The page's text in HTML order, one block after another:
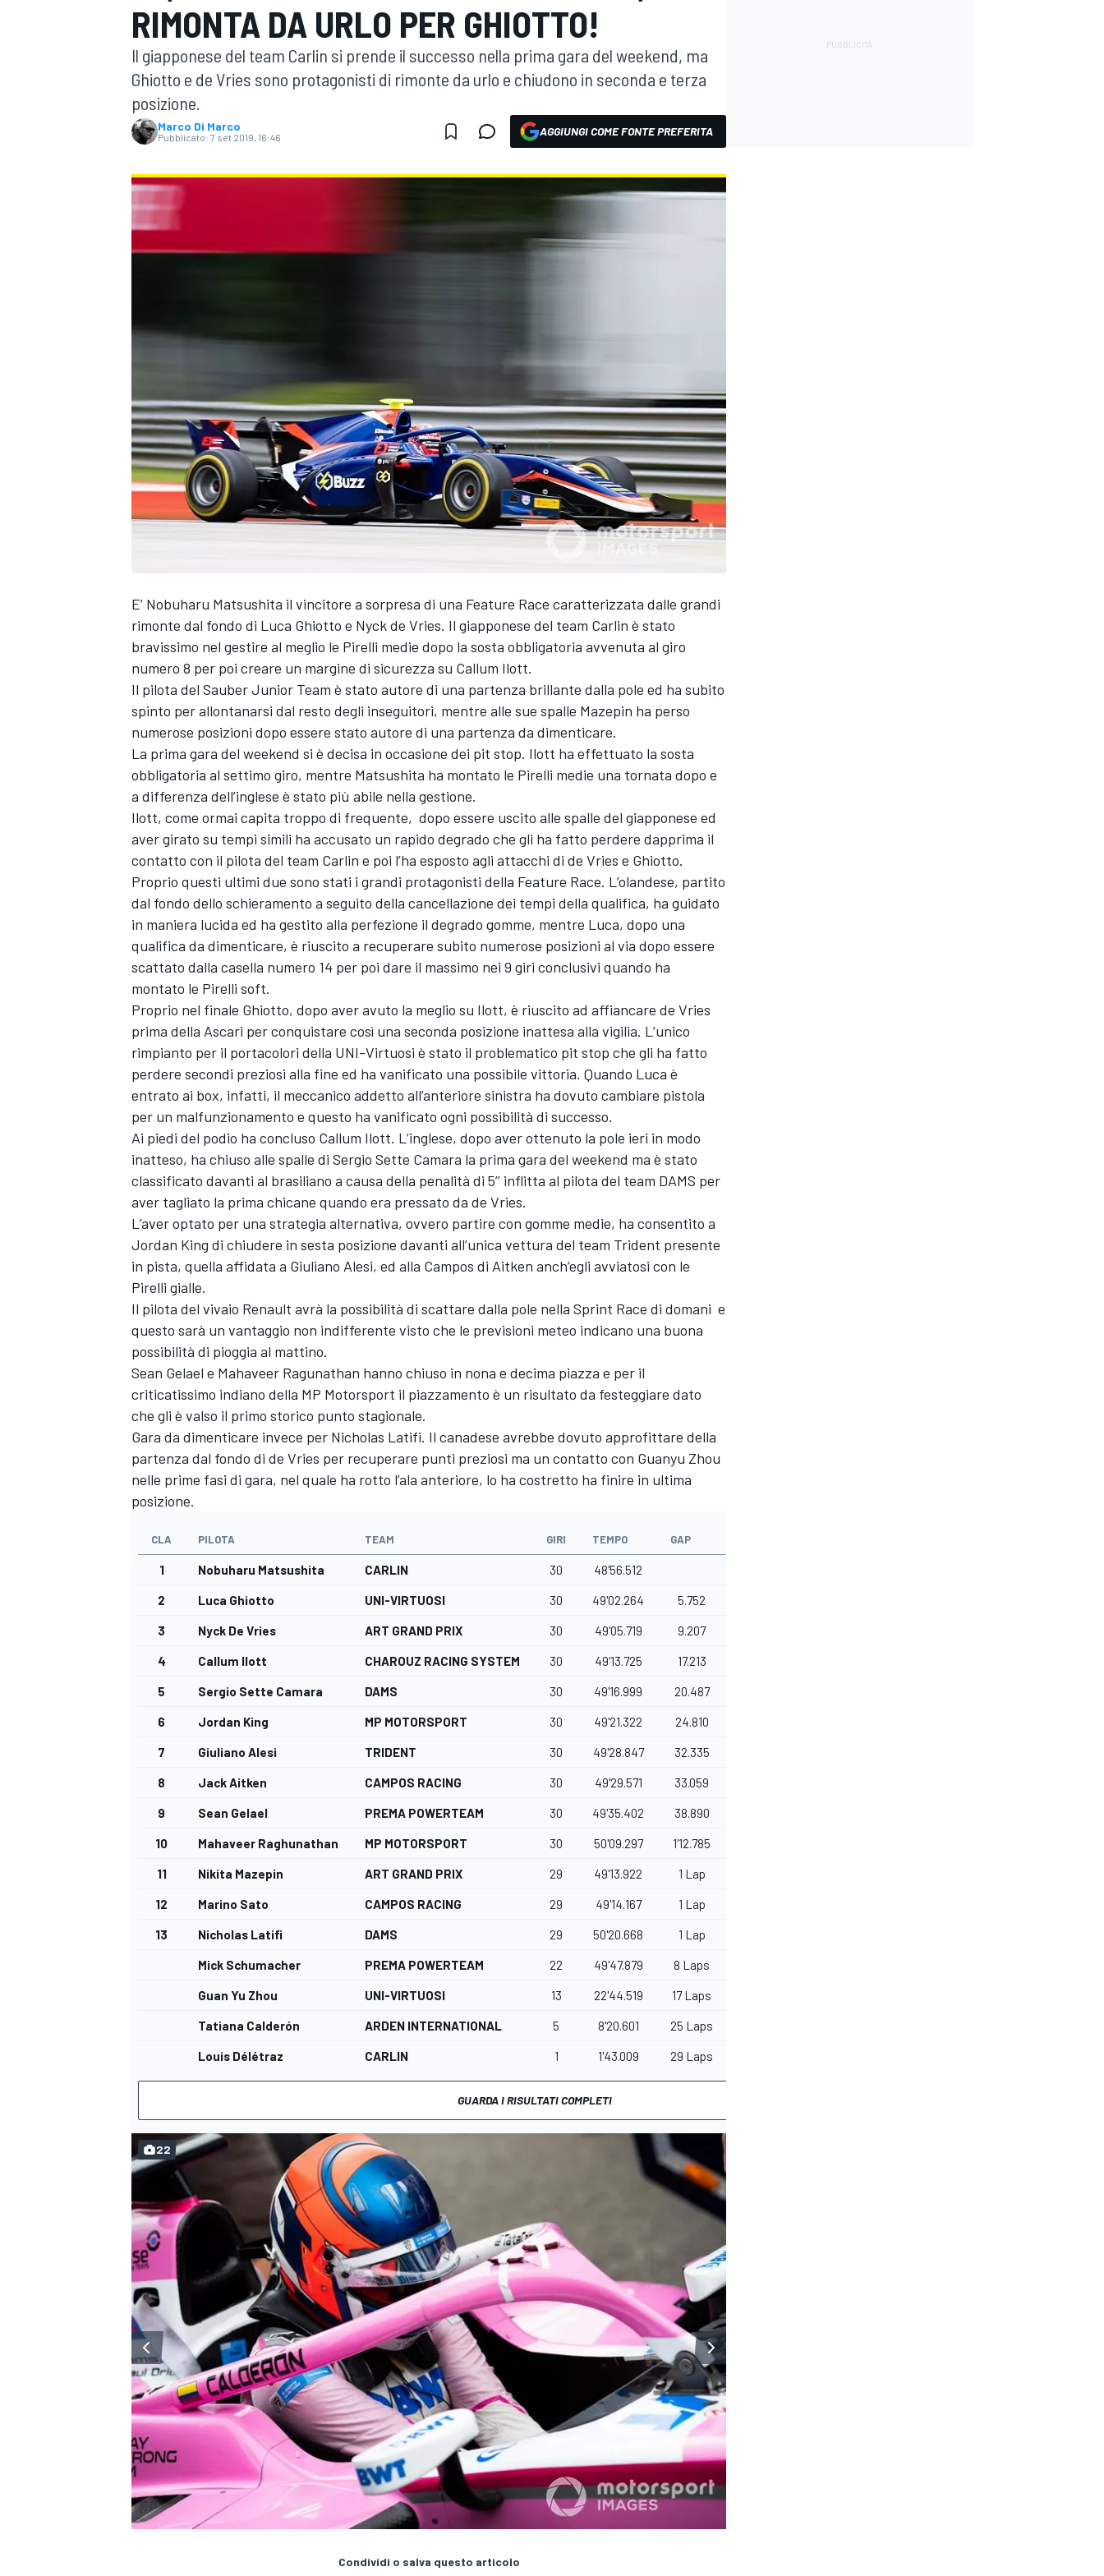
MOTOGP WEC
WRC
MONOPOSTO
ENDURANCE/GT
MONOMARCA
RALLY
RIMONTA DA URLO PER GHIOTTO!
Il giapponese del team Carlin si prende il successo nella prima gara del weekend, ma
Ghiotto e de Vries sono protagonisti di rimonte da urlo e chiudono in seconda e terza
posizione.
Marco Di Marco
Pubblicato: 7 set 2019, 16:46 AGGIUNGI COME FONTE PREFERITA
E’ Nobuharu Matsushita il vincitore a sorpresa di una Feature Race caratterizzata dalle grandi
rimonte dal fondo di Luca Ghiotto e Nyck de Vries. Il giapponese del team Carlin è stato
bravissimo nel gestire al meglio le Pirelli medie dopo la sosta obbligatoria avvenuta al giro
numero 8 per poi creare un margine di sicurezza su Callum Ilott.
Il pilota del Sauber Junior Team è stato autore di una partenza brillante dalla pole ed ha subito
spinto per allontanarsi dal resto degli inseguitori, mentre alle sue spalle Mazepin ha perso
numerose posizioni dopo essere stato autore di una partenza da dimenticare.
La prima gara del weekend si è decisa in occasione dei pit stop. Ilott ha effettuato la sosta
obbligatoria al settimo giro, mentre Matsushita ha montato le Pirelli medie una tornata dopo e
a differenza dell’inglese è stato più abile nella gestione.
Ilott, come ormai capita troppo di frequente, dopo essere uscito alle spalle del giapponese ed
aver girato su tempi simili ha accusato un rapido degrado che gli ha fatto perdere dapprima il
contatto con il pilota del team Carlin e poi l’ha esposto agli attacchi di de Vries e Ghiotto.
Proprio questi ultimi due sono stati i grandi protagonisti della Feature Race. L’olandese, partito
dal fondo dello schieramento a seguito della cancellazione dei tempi della qualifica, ha guidato
in maniera lucida ed ha gestito alla perfezione il degrado gomme, mentre Luca, dopo una
qualifica da dimenticare, è riuscito a recuperare subito numerose posizioni al via dopo essere
scattato dalla casella numero 14 per poi dare il massimo nei 9 giri conclusivi quando ha
montato le Pirelli soft.
Proprio nel finale Ghiotto, dopo aver avuto la meglio su Ilott, è riuscito ad affiancare de Vries
prima della Ascari per conquistare così una seconda posizione inattesa alla vigilia. L’unico
rimpianto per il portacolori della UNI-Virtuosi è stato il problematico pit stop che gli ha fatto
perdere secondi preziosi alla fine ed ha vanificato una possibile vittoria. Quando Luca è
entrato ai box, infatti, il meccanico addetto all’anteriore sinistra ha dovuto cambiare pistola
per un malfunzionamento e questo ha vanificato ogni possibilità di successo.
Ai piedi del podio ha concluso Callum Ilott. L’inglese, dopo aver ottenuto la pole ieri in modo
inatteso, ha chiuso alle spalle di Sergio Sette Camara la prima gara del weekend ma è stato
classificato davanti al brasiliano a causa della penalità di 5’’ inflitta al pilota del team DAMS per
aver tagliato la prima chicane quando era pressato da de Vries.
L’aver optato per una strategia alternativa, ovvero partire con gomme medie, ha consentito a
Jordan King di chiudere in sesta posizione davanti all’unica vettura del team Trident presente
in pista, quella affidata a Giuliano Alesi, ed alla Campos di Aitken anch’egli avviatosi con le
Pirelli gialle.
Il pilota del vivaio Renault avrà la possibilità di scattare dalla pole nella Sprint Race di domani e
questo sarà un vantaggio non indifferente visto che le previsioni meteo indicano una buona
possibilità di pioggia al mattino.
Sean Gelael e Mahaveer Ragunathan hanno chiuso in nona e decima piazza e per il
criticatissimo indiano della MP Motorsport il piazzamento è un risultato da festeggiare dato
che gli è valso il primo storico punto stagionale.
Gara da dimenticare invece per Nicholas Latifi. Il canadese avrebbe dovuto approfittare della
partenza dal fondo di de Vries per recuperare punti preziosi ma un contatto con Guanyu Zhou
nelle prime fasi di gara, nel quale ha rotto l’ala anteriore, lo ha costretto ha finire in ultima
posizione.
CLA PILOTA TEAM GIRI TEMPO GAP
1 Nobuharu Matsushita CARLIN 30 48'56.512
2 Luca Ghiotto UNI-VIRTUOSI 30 49'02.264 5.752
3 Nyck De Vries ART GRAND PRIX 30 49'05.719 9.207
4 Callum Ilott CHAROUZ RACING SYSTEM 30 49'13.725 17.213
5 Sergio Sette Camara DAMS 30 49'16.999 20.487
6 Jordan King MP MOTORSPORT 30 49'21.322 24.810
7 Giuliano Alesi TRIDENT 30 49'28.847 32.335
8 Jack Aitken CAMPOS RACING 30 49'29.571 33.059
9 Sean Gelael PREMA POWERTEAM 30 49'35.402 38.890
10 Mahaveer Raghunathan MP MOTORSPORT 30 50'09.297 1'12.785
11 Nikita Mazepin ART GRAND PRIX 29 49'13.922 1 Lap
12 Marino Sato CAMPOS RACING 29 49'14.167 1 Lap
13 Nicholas Latifi DAMS 29 50'20.668 1 Lap
Mick Schumacher PREMA POWERTEAM 22 49'47.879 8 Laps
Guan Yu Zhou UNI-VIRTUOSI 13 22'44.519 17 Laps
Tatiana Calderón ARDEN INTERNATIONAL 5 8'20.601 25 Laps
Louis Délétraz CARLIN 1 1'43.009 29 Laps
GUARDA I RISULTATI COMPLETI
22
Condividi o salva questo articolo